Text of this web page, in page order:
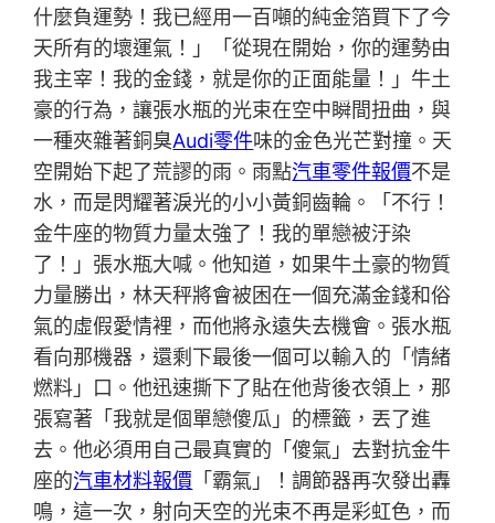
什麼負運勢！我已經用一百噸的純金箔買下了今
天所有的壞運氣！」「從現在開始，你的運勢由
我主宰！我的金錢，就是你的正面能量！」牛土
豪的行為，讓張水瓶的光束在空中瞬間扭曲，與
一種夾雜著銅臭Audi零件味的金色光芒對撞。天
空開始下起了荒謬的雨。雨點汽車零件報價不是
水，而是閃耀著淚光的小小黃銅齒輪。「不行！
金牛座的物質力量太強了！我的單戀被汙染
了！」張水瓶大喊。他知道，如果牛土豪的物質
力量勝出，林天秤將會被困在一個充滿金錢和俗
氣的虛假愛情裡，而他將永遠失去機會。張水瓶
看向那機器，還剩下最後一個可以輸入的「情緒
燃料」口。他迅速撕下了貼在他背後衣領上，那
張寫著「我就是個單戀傻瓜」的標籤，丟了進
去。他必須用自己最真實的「傻氣」去對抗金牛
座的汽車材料報價 「霸氣」！調節器再次發出轟
鳴，這一次，射向天空的光束不再是彩虹色，而